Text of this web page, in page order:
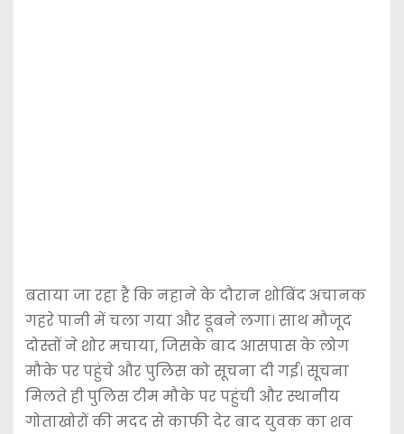
बताया जा रहा है कि नहाने के दौरान शोबिंद अचानक
गहरे पानी में चला गया और डूबने लगा। साथ मौजूद
दोस्तों ने शोर मचाया, जिसके बाद आसपास के लोग
मौके पर पहुंचे और पुलिस को सूचना दी गई। सूचना
मिलते ही पुलिस टीम मौके पर पहुंची और स्थानीय
गोताखोरों की मदद से काफी देर बाद युवक का शव